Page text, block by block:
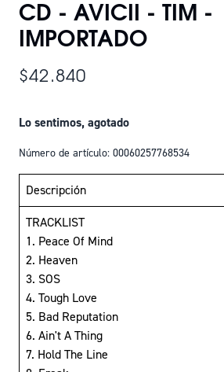
CD - AVICII - TIM -
IMPORTADO
$42.840
Lo sentimos, agotado
Número de artículo: 00060257768534
Descripción
TRACKLIST
1. Peace Of Mind
2. Heaven
3. SOS
4. Tough Love
5. Bad Reputation
6. Ain't A Thing
7. Hold The Line